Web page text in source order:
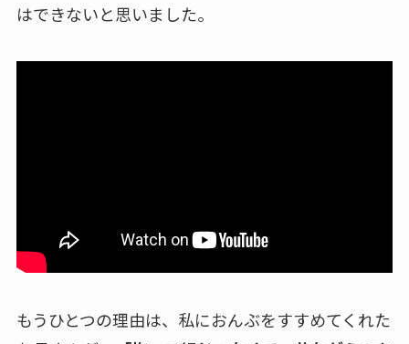
はできないと思いました。
もうひとつの理由は、私におんぶをすすめてくれた